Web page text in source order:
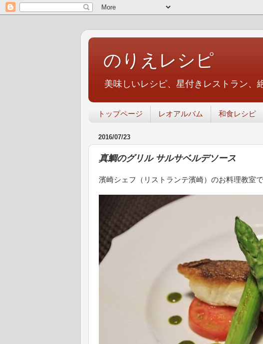
のりえレシピ
美味しいレシピ、星付きレストラン、
トップページ レオアルバム 和食レシピ
2016/07/23
真鯛のグリル サルサベルデソース
濱崎シェフ（リストランテ濱崎）のお料理教室